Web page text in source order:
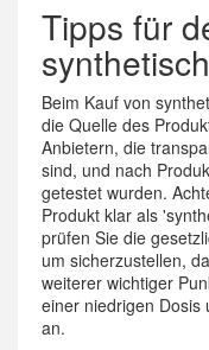
Tipps für
Beim Kauf von
die Quelle des
Anbietern, die
sind, und nach
getestet wurden.
Produkt klar als
prüfen Sie die
um sicherzustellen,
weiterer wichtiger
einer niedrigen Dosis
an.